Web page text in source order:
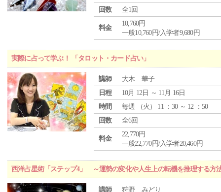
回数
全1回
料金
10,760円
一般10,760円/入学者9,680円
実際に占って学ぶ！ 「タロット・カード占い」
講師
大木 華子
日程
10月 12日 ～ 11月 16日
時間
毎週 （火 ） 11 ：30 ～ 12 ：50
回数
全6回
料金
22,770円
一般22,770円/入学者20,460円
西洋占星術「ステップ4」 ～運勢の変化や人生上の転機を推理する方
講師 狩野 みどり